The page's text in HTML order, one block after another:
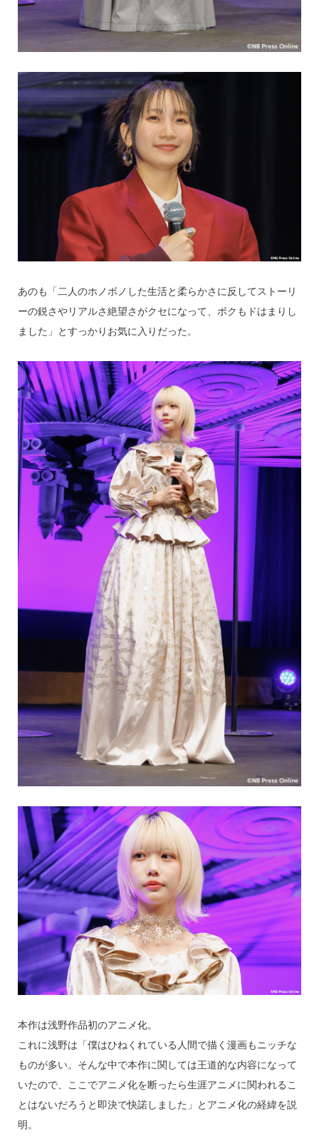
あのも「二人のホノボノした生活と柔らかさに反してストーリ
ーの鋭さやリアルさ絶望さがクセになって、ボクもドはまりし
ました」とすっかりお気に入りだった。
本作は浅野作品初のアニメ化。
これに浅野は「僕はひねくれている人間で描く漫画もニッチな
ものが多い。そんな中で本作に関しては王道的な内容になって
いたので、ここでアニメ化を断ったら生涯アニメに関われるこ
とはないだろうと即決で快諾しました」とアニメ化の経緯を説
明。